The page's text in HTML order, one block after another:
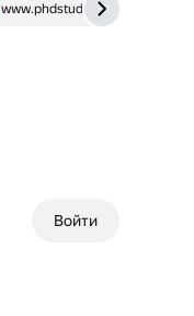
www.phdstudies.ru
Войти